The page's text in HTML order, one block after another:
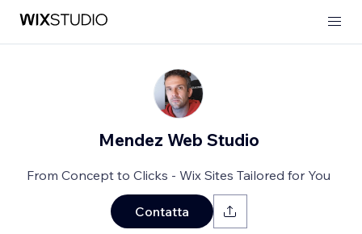
Mendez Web Studio
From Concept to Clicks - Wix Sites Tailored for You
Contatta